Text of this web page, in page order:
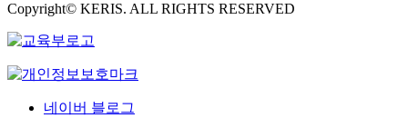
Copyright© KERIS. ALL RIGHTS RESERVED
네이버 블로그